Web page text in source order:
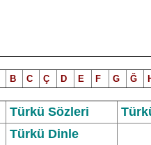
B C Ç D E F G Ğ
Türkü Sözleri
Türkü Dinle